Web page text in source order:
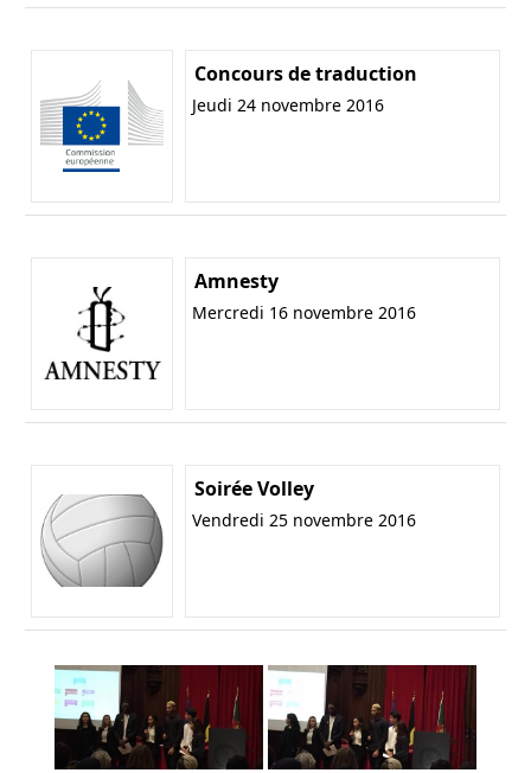
Concours de traduction
Jeudi 24 novembre 2016
Amnesty
Mercredi 16 novembre 2016
Soirée Volley
Vendredi 25 novembre 2016